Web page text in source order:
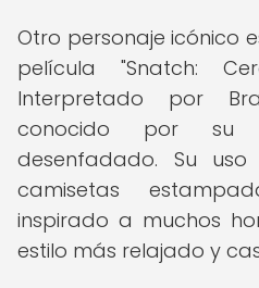
Otro personaje icónico
película "Snatch:
Interpretado por
conocido por su
desenfadado. Su
camisetas
inspirado a muchos
estilo más relajado y